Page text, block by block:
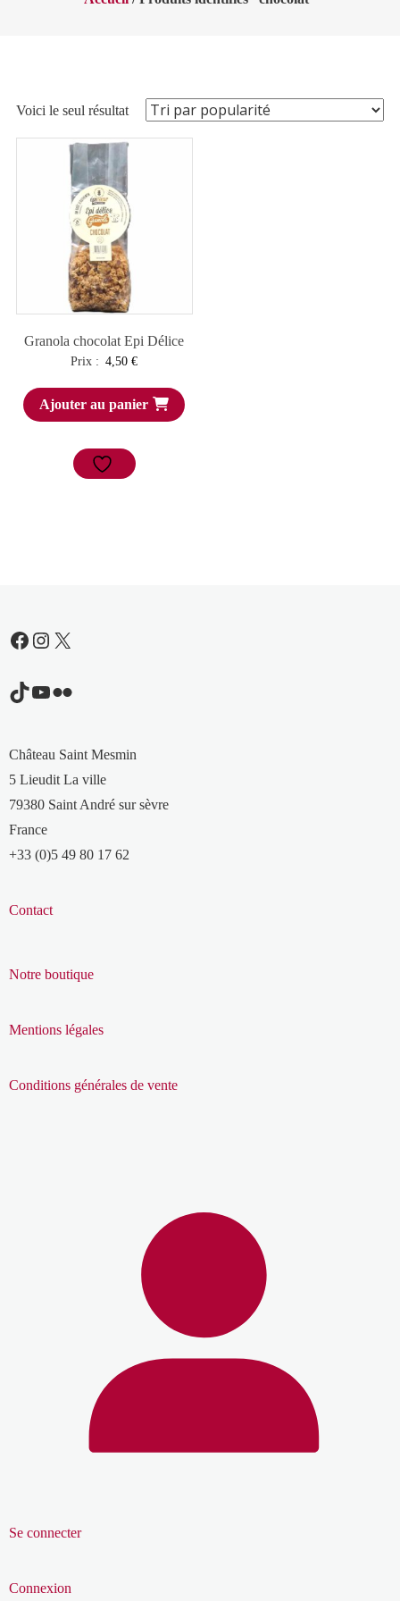
Voici le seul résultat
Granola chocolat Epi Délice
Prix : 4,50€
Ajouter au panier
Facebook
Instagram
X
TikTok
YouTube
Flickr
Château Saint Mesmin
5 Lieudit La ville
79380 Saint André sur sèvre
France
+33 (0)5 49 80 17 62
Contact
Notre boutique
Mentions légales
Conditions générales de vente
Se connecter
Connexion